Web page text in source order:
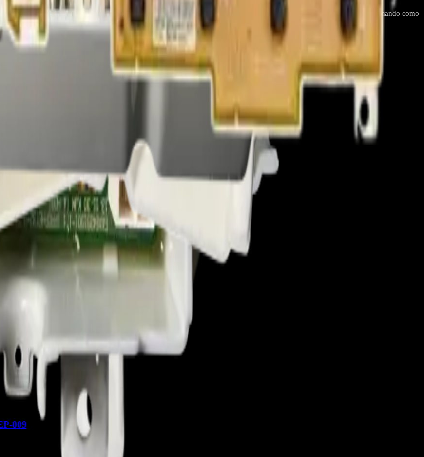
la lavadora, previniendo averías y asegurando la eficiencia operativa. Un repuesto confiable que mantiene tu equipo funcionando como
la lavadora.
adicionales.
o daños en la tarjeta principal.
de la compra.
2264
009